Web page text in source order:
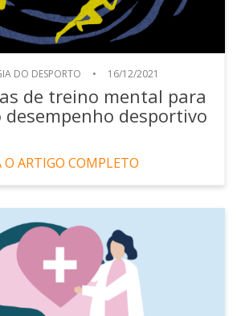
DO DESPORTO • 16/12/2021
de treino mental para
desportivo
O ARTIGO COMPLETO